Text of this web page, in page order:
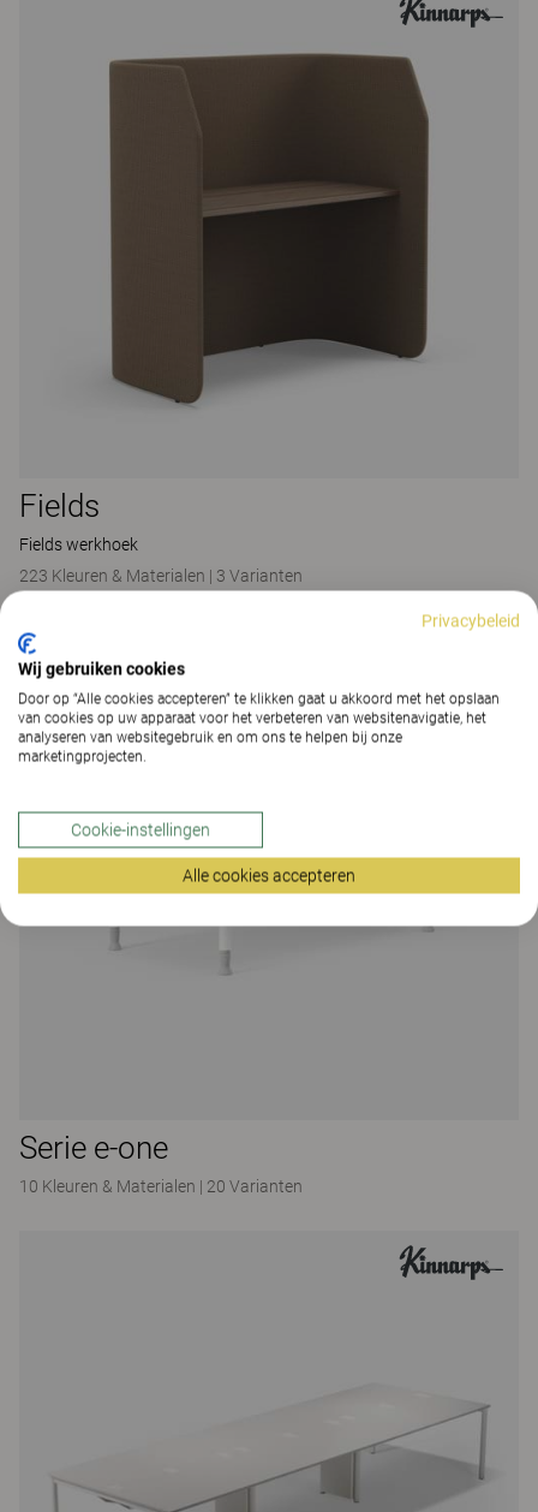
Fields
Fields werkhoek
223 Kleuren & Materialen | 3 Varianten
Serie e-one
10 Kleuren & Materialen | 20 Varianten
Privacybeleid
Wij gebruiken cookies
Door op “Alle cookies accepteren” te klikken gaat u akkoord met het opslaan
van cookies op uw apparaat voor het verbeteren van websitenavigatie, het
analyseren van websitegebruik en om ons te helpen bij onze
marketingprojecten.
Cookie-instellingen
Alle cookies accepteren